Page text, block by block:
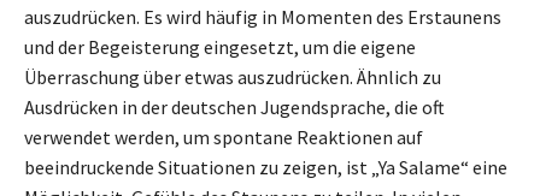
auszudrücken. Es wird häufig in Momenten des Erstaunens
und der Begeisterung eingesetzt, um die eigene
Überraschung über etwas auszudrücken. Ähnlich zu
Ausdrücken in der deutschen Jugendsprache, die oft
verwendet werden, um spontane Reaktionen auf
beeindruckende Situationen zu zeigen, ist „Ya Salame“ eine